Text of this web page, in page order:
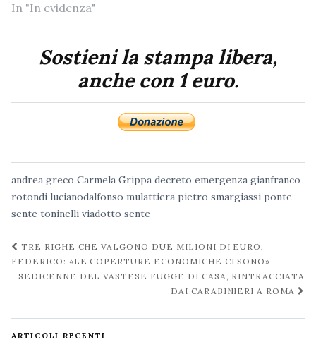
In "In evidenza"
Sostieni la stampa libera,
anche con 1 euro.
andrea greco Carmela Grippa decreto emergenza gianfranco
rotondi lucianodalfonso mulattiera pietro smargiassi ponte
sente toninelli viadotto sente
Navigazione
post
TRE RIGHE CHE VALGONO DUE MILIONI DI EURO,
FEDERICO: «LE COPERTURE ECONOMICHE CI SONO»
SEDICENNE DEL VASTESE FUGGE DI CASA, RINTRACCIATA
DAI CARABINIERI A ROMA
ARTICOLI RECENTI